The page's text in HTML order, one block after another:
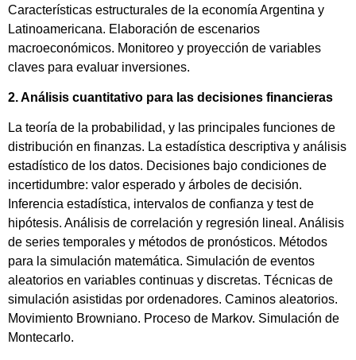
Características estructurales de la economía Argentina y
Latinoamericana. Elaboración de escenarios
macroeconómicos. Monitoreo y proyección de variables
claves para evaluar inversiones.
2. Análisis cuantitativo para las decisiones financieras
La teoría de la probabilidad, y las principales funciones de
distribución en finanzas. La estadística descriptiva y análisis
estadístico de los datos. Decisiones bajo condiciones de
incertidumbre: valor esperado y árboles de decisión.
Inferencia estadística, intervalos de confianza y test de
hipótesis. Análisis de correlación y regresión lineal. Análisis
de series temporales y métodos de pronósticos. Métodos
para la simulación matemática. Simulación de eventos
aleatorios en variables continuas y discretas. Técnicas de
simulación asistidas por ordenadores. Caminos aleatorios.
Movimiento Browniano. Proceso de Markov. Simulación de
Montecarlo.